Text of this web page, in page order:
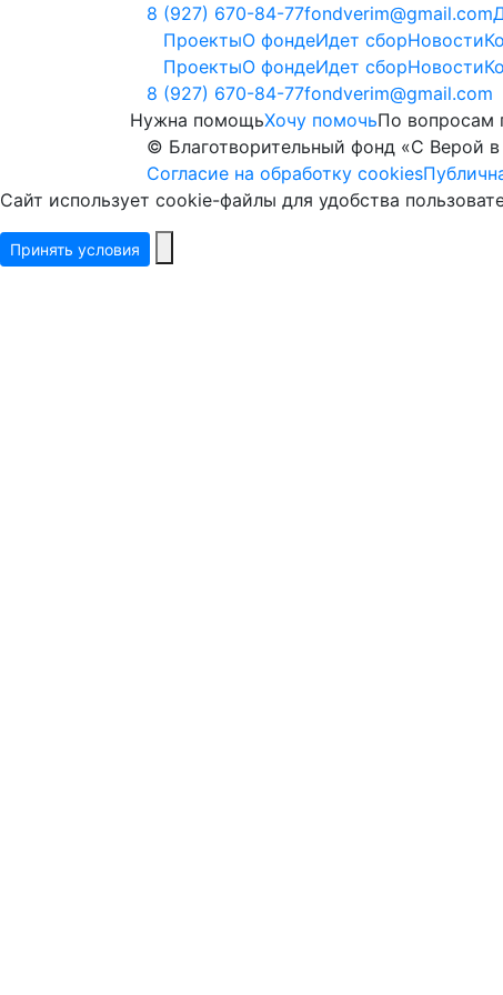
8 (927) 670-84-77fondverim@gmail.com
ПроектыО фондеИдет сборНовости
ПроектыО фондеИдет сборНовости
8 (927) 670-84-77fondverim@gmail.com
Нужна помощьХочу помочьПо вопросам
© Благотворительный фонд «С Верой
Согласие на обработку cookies
Сайт использует cookie-файлы для удобства
Принять условия